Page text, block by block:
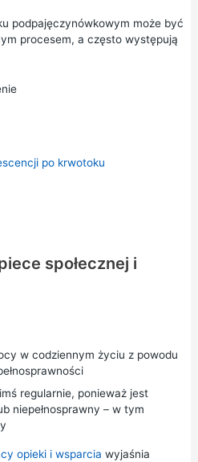
podpajęczynówkowym może być
procesem, a często występują
po krwotoku
społecznej i
w codziennym życiu z powodu
regularnie, ponieważ jest
niepełnosprawny – w tym
opieki i wsparcia wyjaśnia